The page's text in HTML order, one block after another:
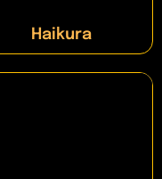
Haikura